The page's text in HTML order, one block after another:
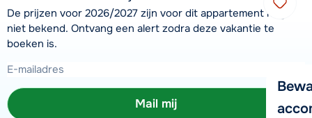
De prijzen voor 2026/2027 zijn voor dit appartement nog
niet bekend. Ontvang een alert zodra deze vakantie te
boeken is.
Mail mij